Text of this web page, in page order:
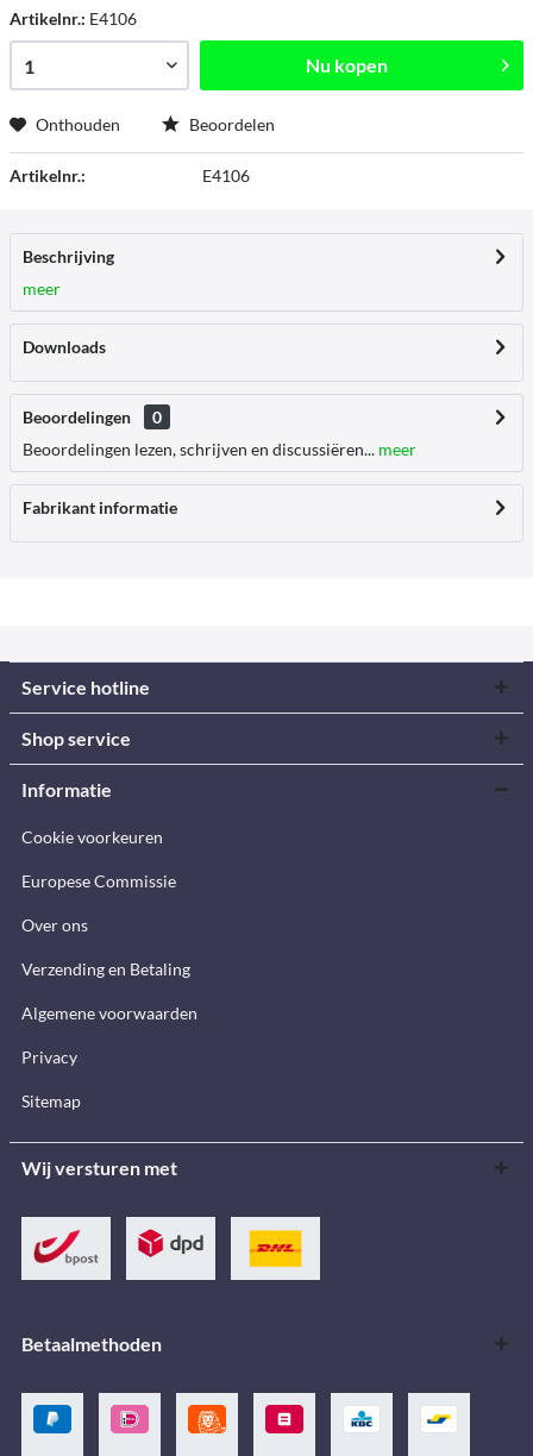
Artikelnr.: E4106
Nu kopen
Onthouden Beoordelen
Artikelnr.: E4106
Beschrijving
meer
Downloads
Beoordelingen
0
Beoordelingen lezen, schrijven en discussiëren... meer
Fabrikant informatie
Service hotline
Shop service
Informatie
Cookie voorkeuren
Europese Commissie
Over ons
Verzending en Betaling
Algemene voorwaarden
Privacy
Sitemap
Wij versturen met
Betaalmethoden